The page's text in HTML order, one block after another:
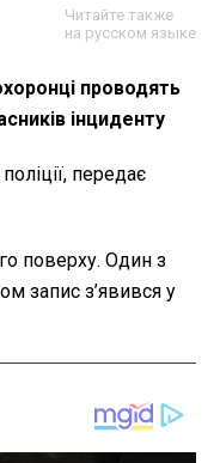
Читайте также
на русском языке
проводять
інциденту
передає
поверху. Один з
запис з’явився у